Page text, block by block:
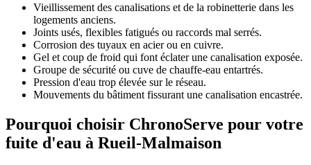
Vieillissement des canalisations et de la robinetterie dans les
logements anciens.
Joints usés, flexibles fatigués ou raccords mal serrés.
Corrosion des tuyaux en acier ou en cuivre.
Gel et coup de froid qui font éclater une canalisation exposée.
Groupe de sécurité ou cuve de chauffe-eau entartrés.
Pression d'eau trop élevée sur le réseau.
Mouvements du bâtiment fissurant une canalisation encastrée.
Pourquoi choisir ChronoServe pour votre
fuite d'eau à Rueil-Malmaison